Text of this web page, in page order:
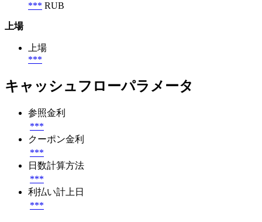
*** RUB
上場
上場
***
キャッシュフローパラメータ
参照金利
***
クーポン金利
***
日数計算方法
***
利払い計上日
***